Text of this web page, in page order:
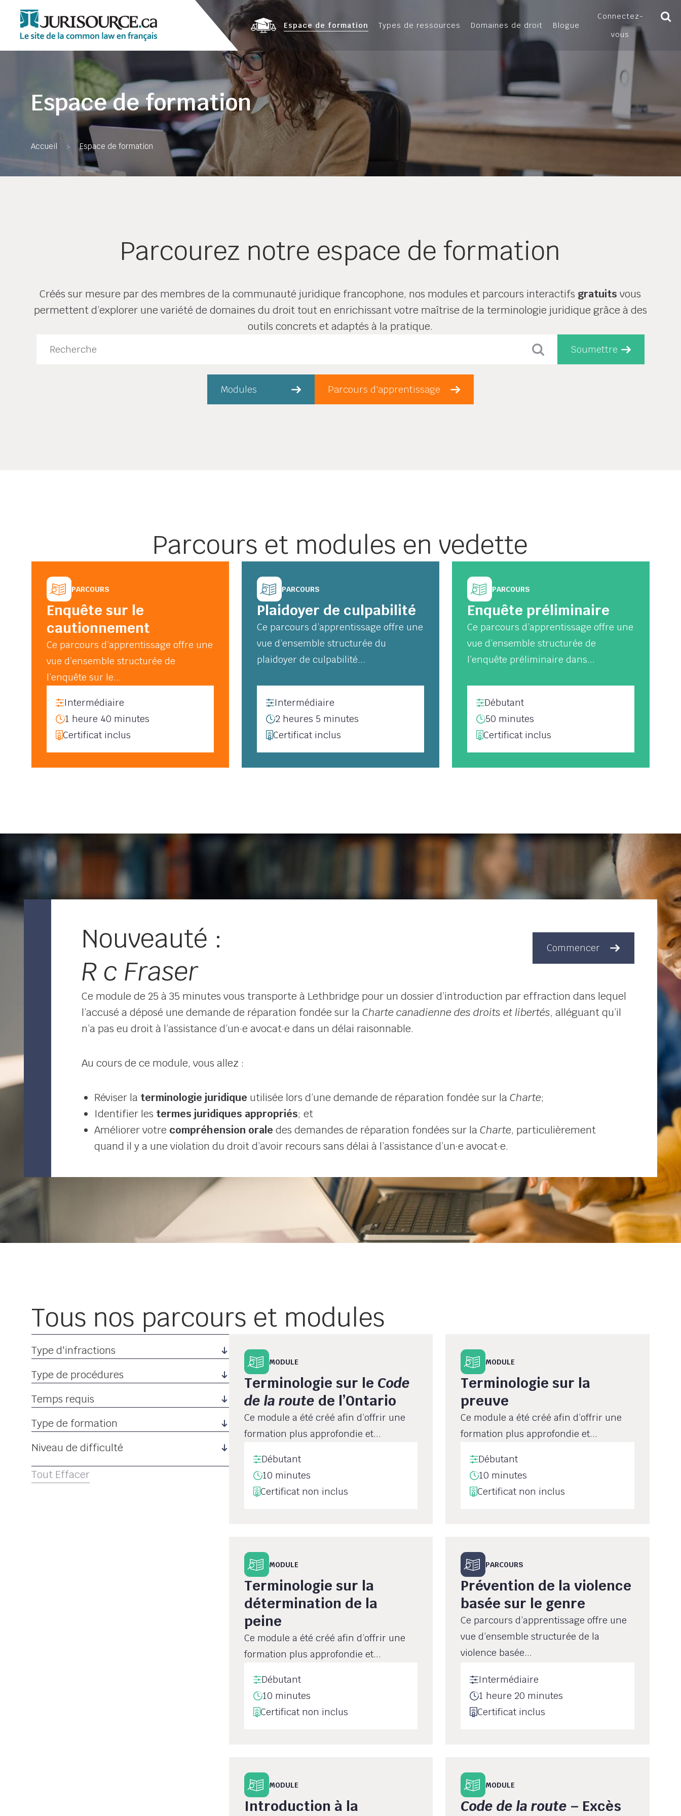
Connectez-
vous
Espace de formation Types de ressources Domaines de droit Blogue
Espace de formation
Accueil > Espace de formation
Parcourez notre espace de formation
Créés sur mesure par des membres de la communauté juridique francophone, nos modules et parcours interactifs gratuits vous
permettent d’explorer une variété de domaines du droit tout en enrichissant votre maîtrise de la terminologie juridique grâce à des
outils concrets et adaptés à la pratique.
Soumettre
Modules Parcours d'apprentissage
Parcours et modules en vedette
PARCOURS
Enquête sur le
cautionnement
Ce parcours d’apprentissage offre une
vue d’ensemble structurée de
l’enquête sur le...
Intermédiaire
1 heure 40 minutes
Certificat inclus
PARCOURS
Plaidoyer de culpabilité
Ce parcours d’apprentissage offre une
vue d’ensemble structurée du
plaidoyer de culpabilité...
Intermédiaire
2 heures 5 minutes
Certificat inclus
PARCOURS
Enquête préliminaire
Ce parcours d’apprentissage offre une
vue d’ensemble structurée de
l’enquête préliminaire dans...
Débutant
50 minutes
Certificat inclus
Nouveauté :
R c Fraser
Ce module de 25 à 35 minutes vous transporte à Lethbridge pour un dossier d’introduction par effraction dans lequel
l’accusé a déposé une demande de réparation fondée sur la Charte canadienne des droits et libertés, alléguant qu’il
n’a pas eu droit à l’assistance d’un·e avocat·e dans un délai raisonnable.
Au cours de ce module, vous allez :
Réviser la terminologie juridique utilisée lors d’une demande de réparation fondée sur la Charte;
Identifier les termes juridiques appropriés; et
Améliorer votre compréhension orale des demandes de réparation fondées sur la Charte, particulièrement
quand il y a une violation du droit d’avoir recours sans délai à l’assistance d’un·e avocat·e.
Commencer
Tous nos parcours et modules
Type d'infractions
Type de procédures
Temps requis
Type de formation
Niveau de difficulté
Tout Effacer
MODULE
Terminologie sur le Code
de la route de l’Ontario
Ce module a été créé afin d’offrir une
formation plus approfondie et...
Débutant
10 minutes
Certificat non inclus
MODULE
Terminologie sur la
preuve
Ce module a été créé afin d’offrir une
formation plus approfondie et...
Débutant
10 minutes
Certificat non inclus
MODULE
Terminologie sur la
détermination de la
peine
Ce module a été créé afin d’offrir une
formation plus approfondie et...
Débutant
10 minutes
Certificat non inclus
PARCOURS
Prévention de la violence
basée sur le genre
Ce parcours d’apprentissage offre une
vue d’ensemble structurée de la
violence basée...
Intermédiaire
1 heure 20 minutes
Certificat inclus
MODULE
Introduction à la
MODULE
Code de la route – Excès